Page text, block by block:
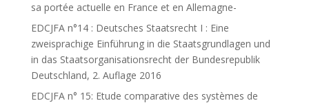
sa portée actuelle en France et en Allemagne-
EDCJFA n°14 : Deutsches Staatsrecht I : Eine
zweisprachige Einführung in die Staatsgrundlagen und
in das Staatsorganisationsrecht der Bundesrepublik
Deutschland, 2. Auflage 2016
EDCJFA n° 15: Etude comparative des systèmes de